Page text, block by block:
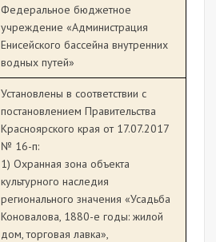
Федеральное бюджетное
учреждение «Администрация
Енисейского бассейна внутренних
водных путей»
Установлены в соответствии с
постановлением Правительства
Красноярского края от 17.07.2017
№ 16-п:
1) Охранная зона объекта
культурного наследия
регионального значения «Усадьба
Коновалова, 1880-е годы: жилой
дом, торговая лавка»,